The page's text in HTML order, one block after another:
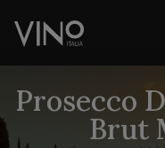
Prosecco
Brut